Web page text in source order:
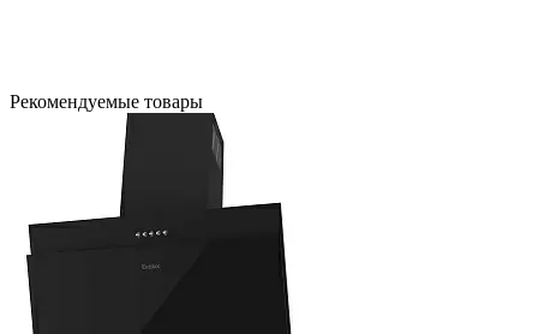
Рекомендуемые товары